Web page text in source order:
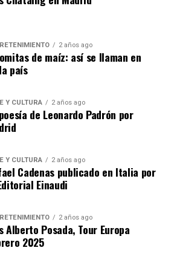
escritores Karina Sáinz Borgo
Guédez,
de entender la
trabajo del autor caraqueño.
agotadas.
:
«La difícil belleza de las
Padrón
| Instituto Cervantes
2 años ago
de maíz: así se llaman en
país
Y CULTURA 2 años ago
de Leonardo Padrón por
Y CULTURA 2 años ago
Cadenas publicado en Italia por
Einaudi
2 años ago
Alberto Posada, Tour Europa
2025